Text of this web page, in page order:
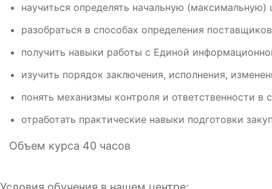
научиться определять начальную (максимальную)
разобраться в способах определения
получить навыки работы с Единой
изучить порядок заключения, исполнения,
понять механизмы контроля и ответственности в
отработать практические навыки подготовки
Объем курса 40 часов